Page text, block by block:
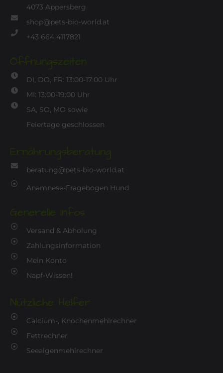
4073 Appersberg
shop@pets-bio-world.at
+43 664 4117821
Öffnungszeiten
DI, DO, FR: 13:00-17:00 Uhr
MI: 13:00-19:00 Uhr
SA, SO, MO sowie
Feiertage geschlossen
Ernährungsberatung
beratung@pets-bio-world.at
Anamnese-Fragebogen Hund
Generelle Infos
Versand & Abholung
Zahlungsinformation
Mein Konto
Napf-Wissen!
Nützliche Helfer
Calcium-, Knochenmehlrechner
Fettrechner
Seealgenmehlrechner